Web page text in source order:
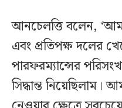
আনচেলত্তি বলেন,
এবং প্রতিপক্ষ দলের
পারফরম্যান্সের
সিদ্ধান্ত নিয়েছিলাম।